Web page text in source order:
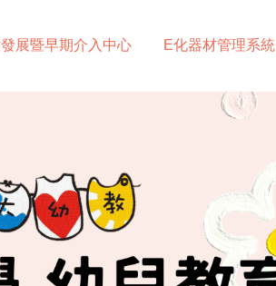
展暨早期介入中心 E化器材管理系統